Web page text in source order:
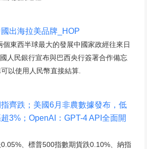
出海拉美品牌_HOP
東西半球最大的發展中國家政經往來日
人民銀行宣布與巴西央行簽署合作備忘
以使用人民幣直接結算.
指齊跌；美國6月非農數據發布，低
3%；OpenAI：GPT-4 API全面開
、標普500指數期貨跌0.10%、納指